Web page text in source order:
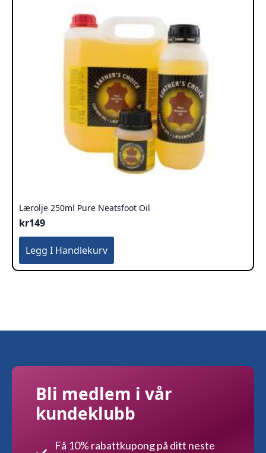
Lærolje 250ml Pure Neatsfoot Oil
kr149
Legg I Handlekurv
Bli medlem i vår
kundeklubb
Få 10% rabattkupong på ditt neste